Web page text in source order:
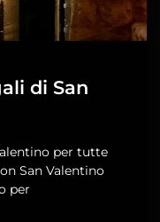
di San
per tutte
San Valentino
per